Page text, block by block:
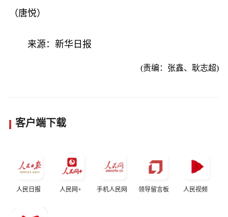
（唐悦）
来源：新华日报
(责编：张鑫、耿志超)
客户端下载
人民日报 人民网+ 手机人民网 领导留言板 人民视频